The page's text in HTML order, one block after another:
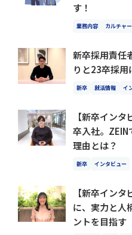
す！
業務内容 カルチャー
新卒採用責任
りと23卒採用
新卒 就活情報 イ
【新卒イン
卒入社。ZEIN
理由とは？
新卒 インタビュー
【新卒イン
に、実力と人
ントを目指す